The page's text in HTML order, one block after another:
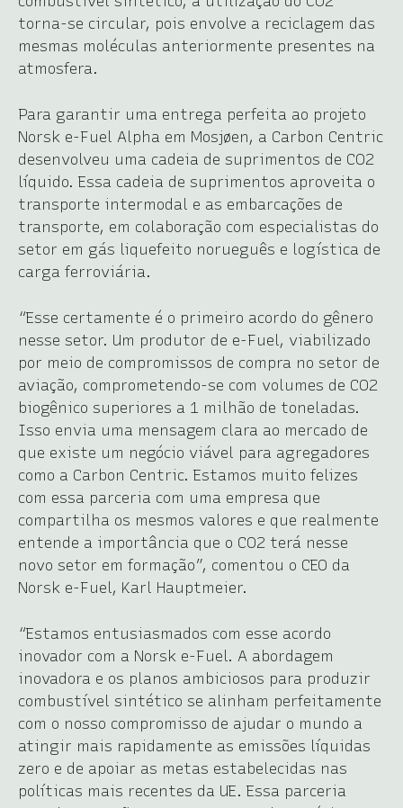
torna-se circular, pois envolve a reciclagem das
mesmas moléculas anteriormente presentes na
atmosfera.
Para garantir uma entrega perfeita ao projeto
Norsk e-Fuel Alpha em Mosjøen, a Carbon Centric
desenvolveu uma cadeia de suprimentos de CO2
líquido. Essa cadeia de suprimentos aproveita o
transporte intermodal e as embarcações de
transporte, em colaboração com especialistas do
setor em gás liquefeito norueguês e logística de
carga ferroviária.
“Esse certamente é o primeiro acordo do gênero
nesse setor. Um produtor de e-Fuel, viabilizado
por meio de compromissos de compra no setor de
aviação, comprometendo-se com volumes de CO2
biogênico superiores a 1 milhão de toneladas.
Isso envia uma mensagem clara ao mercado de
que existe um negócio viável para agregadores
como a Carbon Centric. Estamos muito felizes
com essa parceria com uma empresa que
compartilha os mesmos valores e que realmente
entende a importância que o CO2 terá nesse
novo setor em formação”, comentou o CEO da
Norsk e-Fuel, Karl Hauptmeier.
“Estamos entusiasmados com esse acordo
inovador com a Norsk e-Fuel. A abordagem
inovadora e os planos ambiciosos para produzir
combustível sintético se alinham perfeitamente
com o nosso compromisso de ajudar o mundo a
atingir mais rapidamente as emissões líquidas
zero e de apoiar as metas estabelecidas nas
políticas mais recentes da UE. Essa parceria